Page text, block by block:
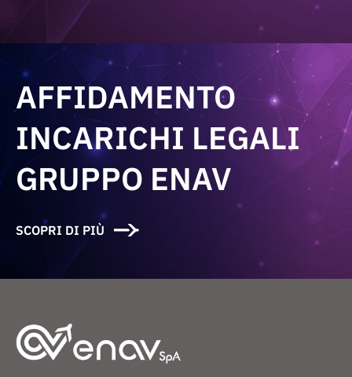
AFFIDAMENTO
INCARICHI LEGALI
GRUPPO ENAV
SCOPRI DI PIÙ